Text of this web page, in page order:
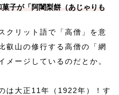
子が「阿闍梨餅（あじゃりも
クリット語で「高僧」を意
叡山の修行する高僧の「網
メージしているのだとか。
は大正11年（1922年）！す